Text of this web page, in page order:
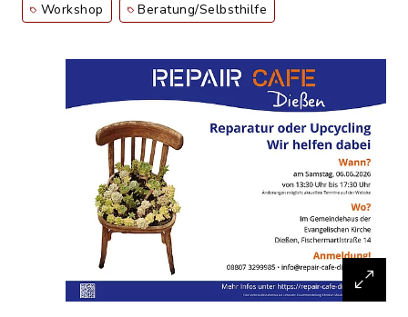
Workshop Beratung/Selbsthilfe